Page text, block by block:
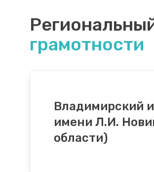
грамотности
Владимирский
имени Л.И.
области)